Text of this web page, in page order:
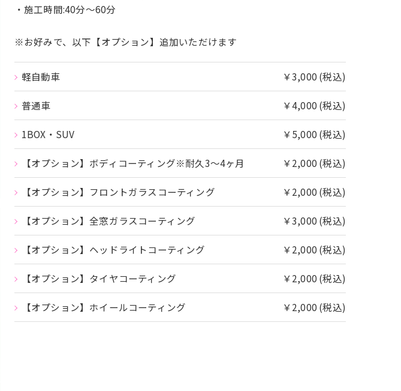
・施工時間:40分〜60分
※お好みで、以下【オプション】追加いただけます
軽自動車 ￥3,000 (税込)
普通車 ￥4,000 (税込)
1BOX・SUV ￥5,000 (税込)
【オプション】ボディコーティング※耐久3〜4ヶ月 ￥2,000 (税込)
【オプション】フロントガラスコーティング ￥2,000 (税込)
【オプション】全窓ガラスコーティング ￥3,000 (税込)
【オプション】ヘッドライトコーティング ￥2,000 (税込)
【オプション】タイヤコーティング ￥2,000 (税込)
【オプション】ホイールコーティング ￥2,000 (税込)